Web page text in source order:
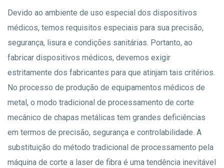
Devido ao ambiente de uso especial dos dispositivos
médicos, temos requisitos especiais para sua precisão,
segurança, lisura e condições sanitárias. Portanto, ao
fabricar dispositivos médicos, devemos exigir
estritamente dos fabricantes para que atinjam tais critérios.
No processo de produção de equipamentos médicos de
metal, o modo tradicional de processamento de corte
mecânico de chapas metálicas tem grandes deficiências
em termos de precisão, segurança e controlabilidade. A
substituição do método tradicional de processamento pela
máquina de corte a laser de fibra é uma tendência inevitável